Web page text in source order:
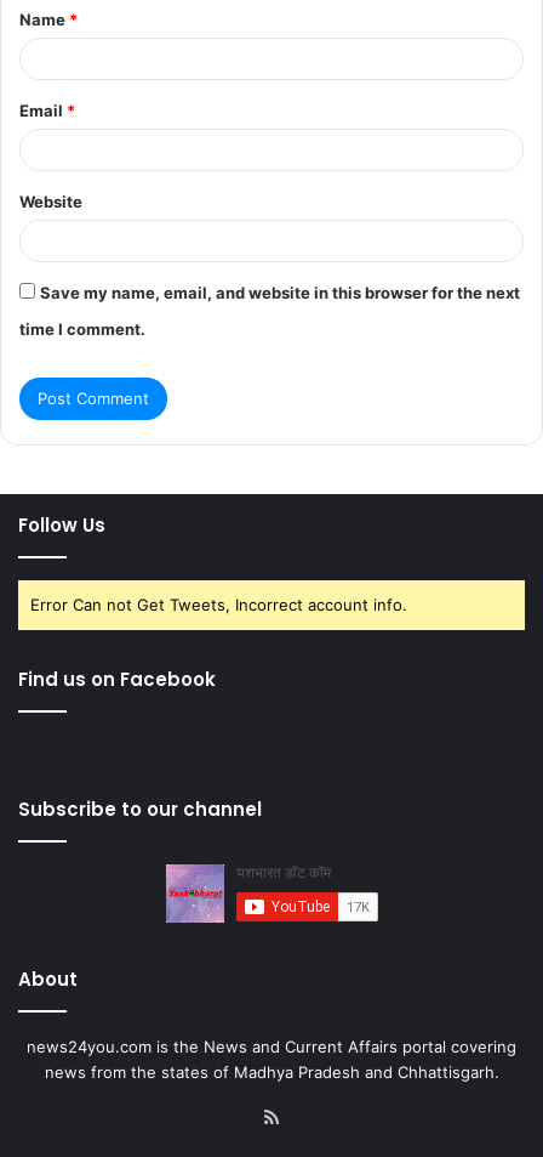
*
Name *
Email *
Website
Save my name, email, and website in this browser for the next
time I comment.
Follow Us
Error Can not Get Tweets, Incorrect account info.
Find us on Facebook
Subscribe to our channel
About
news24you.com is the News and Current Affairs portal covering
news from the states of Madhya Pradesh and Chhattisgarh.
RSS